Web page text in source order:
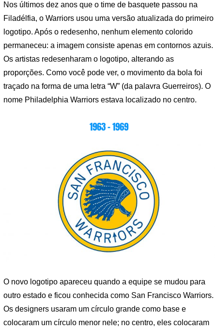
Nos últimos dez anos que o time de basquete passou na
Filadélfia, o Warriors usou uma versão atualizada do primeiro
logotipo. Após o redesenho, nenhum elemento colorido
permaneceu: a imagem consiste apenas em contornos azuis.
Os artistas redesenharam o logotipo, alterando as
proporções. Como você pode ver, o movimento da bola foi
traçado na forma de uma letra “W” (da palavra Guerreiros). O
nome Philadelphia Warriors estava localizado no centro.
1963 – 1969
O novo logotipo apareceu quando a equipe se mudou para
outro estado e ficou conhecida como San Francisco Warriors.
Os designers usaram um círculo grande como base e
colocaram um círculo menor nele; no centro, eles colocaram